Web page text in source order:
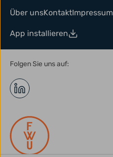
Über unsKontaktImpressum
App installieren
Folgen Sie uns auf: